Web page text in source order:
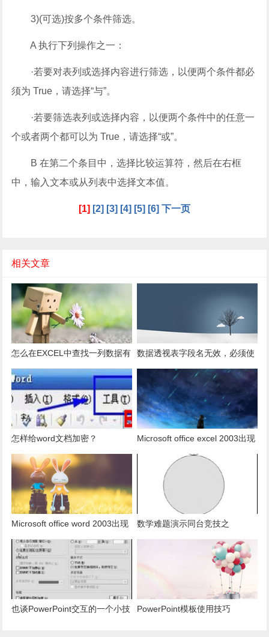
3)(可选)按多个条件筛选。
A 执行下列操作之一：
·若要对表列或选择内容进行筛选，以便两个条件都必
须为 True，请选择“与”。
·若要筛选表列或选择内容，以便两个条件中的任意一
个或者两个都可以为 True，请选择“或”。
B 在第二个条目中，选择比较运算符，然后在右框
中，输入文本或从列表中选择文本值。
[1] [2] [3] [4] [5] [6] 下一页
相关文章
怎么在EXCEL中查找一列数据有
多少是重复的？
数据透视表字段名无效，必须使
用组合为带有标志列列表的数
据。
怎样给word文档加密？
Microsoft office excel 2003出现
发送错误报告怎么办？
Microsoft office word 2003出现
发送错误报告怎么办？
数学难题演示同台竞技之
也谈PowerPoint交互的一个小技
PowerPoint模板使用技巧